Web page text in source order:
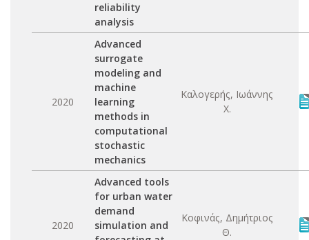
reliability
analysis
2020
Advanced
surrogate
modeling and
machine
learning
methods in
computational
stochastic
mechanics
Καλογερής, Ιωάννης
Χ.
2020
Advanced tools
for urban water
demand
simulation and
Κοφινάς, Δημήτριος
Θ.